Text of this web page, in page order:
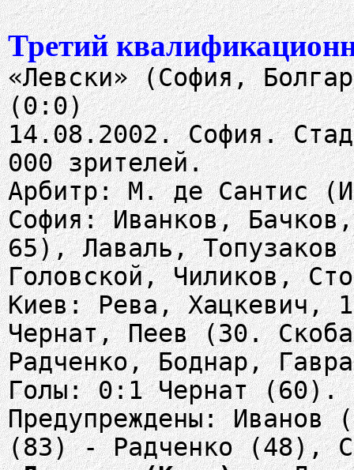
Третий
«Левски» (София,
(0:0)
14.08.2002. София.
000 зрителей.
Арбитр: М. де Сантис
София: Иванков,
65), Лаваль,
Головской, Чиликов,
Киев: Рева, Хацкевич,
Чернат, Пеев (30.
Радченко, Боднар,
Голы: 0:1 Чернат (60).
Предупреждены: